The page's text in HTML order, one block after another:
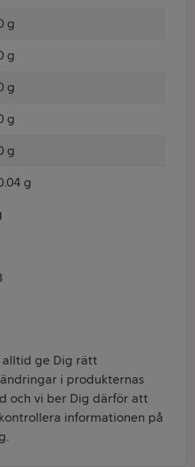
g
g
g
g
g
g
alltid ge Dig rätt
i produkternas
och vi ber Dig därför att
informationen på